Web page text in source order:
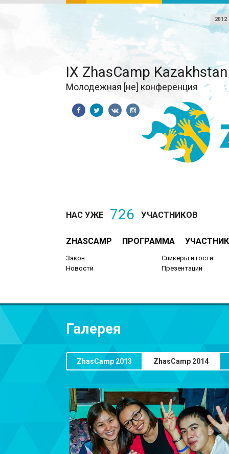
2012
IX ZhasCamp Kazakhstan
Молодежная [не] конференция
НАС УЖЕ 726 УЧАСТНИКОВ
ZHASCAMP ПРОГРАММА
Закон
Новости
Спикеры и гости
Презентации
Галерея
ZhasCamp 2013 ZhasCamp 2014